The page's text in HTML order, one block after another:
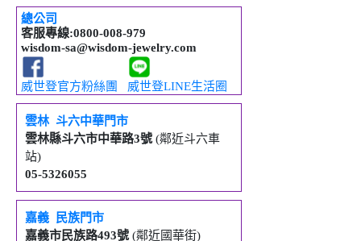
總公司
客服專線:0800-008-979
wisdom-sa@wisdom-jewelry.com
威世登官方粉絲團 威世登LINE生活圈
雲林 斗六中華門市
雲林縣斗六市中華路3號 (鄰近斗六車
站)
05-5326055
嘉義
民族門市
嘉義市民族路493號 (鄰近國華街)